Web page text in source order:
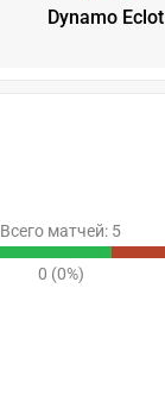
Dynamo Eclot
Всего матчей: 5
0 (0%)